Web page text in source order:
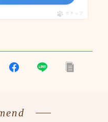
ポチップ